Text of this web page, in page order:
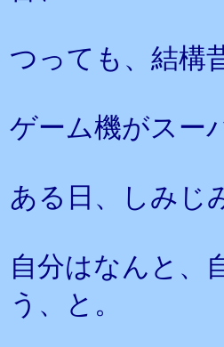
つっても、結構
ゲーム機がスー
ある日、しみじ
自分はなんと、
う、と。